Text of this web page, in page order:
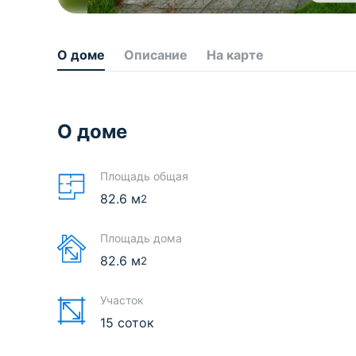
О доме Описание На карте
О доме
Площадь общая
82.6 м2
Площадь дома
82.6 м2
Участок
15 соток